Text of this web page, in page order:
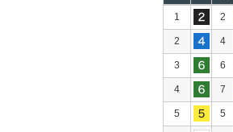
1 2
2 4
3 6
4 7
5 5